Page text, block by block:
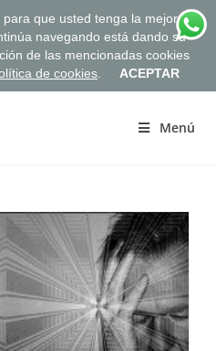
Menú
que usted tenga la mejor
navegando está dando su
de las mencionadas cookies
de cookies ACEPTAR